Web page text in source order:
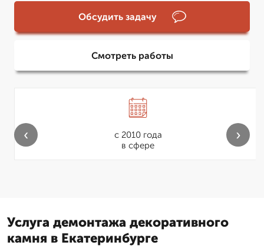
Обсудить задачу
Смотреть работы
с 2010 года
в сфере
‹ ›
Услуга демонтажа декоративного
камня в Екатеринбурге